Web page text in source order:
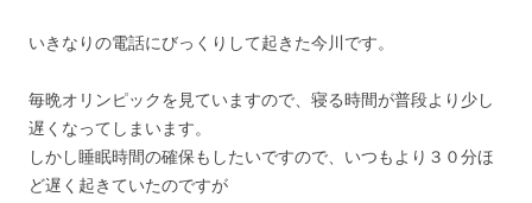
いきなりの電話にびっくりして起きた今川です。
毎晩オリンピックを見ていますので、寝る時間が普段より少し
遅くなってしまいます。
しかし睡眠時間の確保もしたいですので、いつもより３０分ほ
ど遅く起きていたのですが